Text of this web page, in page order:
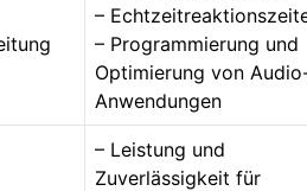
–
– Programmierung und
Optimierung von
Anwendungen
– Leistung und
Zuverlässigkeit für